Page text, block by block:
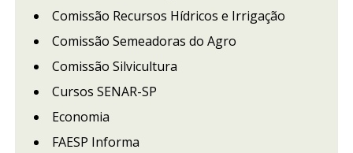
Comissão Recursos Hídricos e Irrigação
Comissão Semeadoras do Agro
Comissão Silvicultura
Cursos SENAR-SP
Economia
FAESP Informa